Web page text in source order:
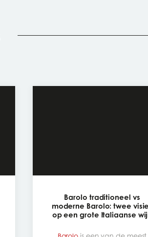
Barolo traditioneel vs
moderne Barolo: twee
op een grote Italiaanse